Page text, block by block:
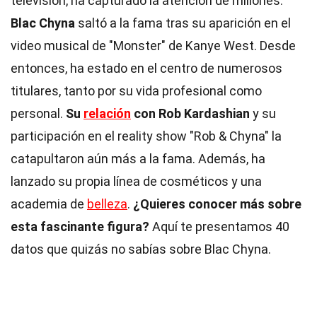
Blac Chyna saltó a la fama tras su aparición en el
video musical de "Monster" de Kanye West. Desde
entonces, ha estado en el centro de numerosos
titulares, tanto por su vida profesional como
personal. Su relación con Rob Kardashian y su
participación en el reality show "Rob & Chyna" la
catapultaron aún más a la fama. Además, ha
lanzado su propia línea de cosméticos y una
academia de belleza. ¿Quieres conocer más sobre
esta fascinante figura? Aquí te presentamos 40
datos que quizás no sabías sobre Blac Chyna.